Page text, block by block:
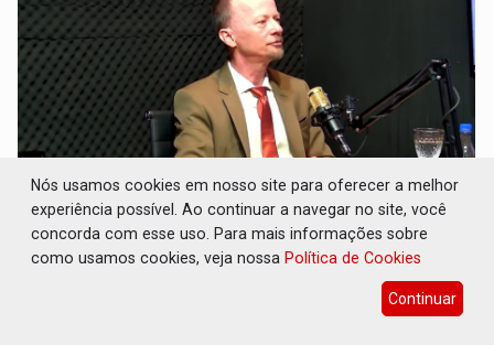
REGULARIZAÇÃO FUNDIÁRIA: Juiz defende
controle estadual e pesquisas alertam para
grilagem
Nós usamos cookies em nosso site para oferecer a melhor
experiência possível. Ao continuar a navegar no site, você
concorda com esse uso. Para mais informações sobre
como usamos cookies, veja nossa Política de Cookies
Continuar